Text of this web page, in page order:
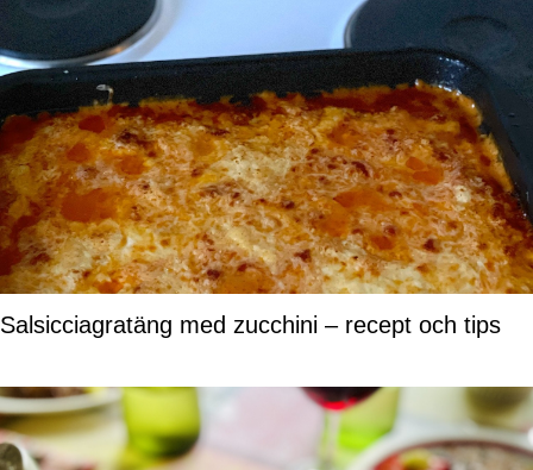
Salsicciagratäng med zucchini – recept och tips